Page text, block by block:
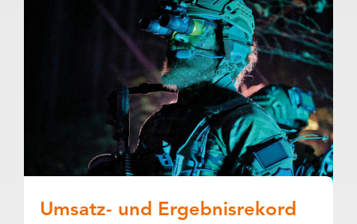
Umsatz- und Ergebnisrekord